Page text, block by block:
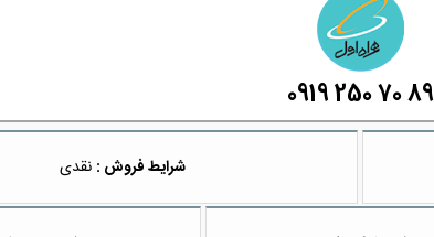
0919 250 70 89
شرایط فروش : نقدی